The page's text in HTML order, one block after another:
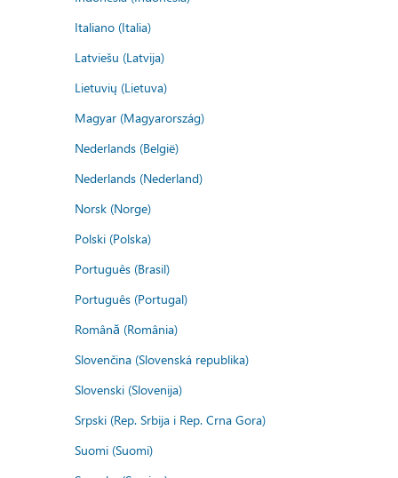
Italiano (Italia)
Latviešu (Latvija)
Lietuvių (Lietuva)
Magyar (Magyarország)
Nederlands (België)
Nederlands (Nederland)
Norsk (Norge)
Polski (Polska)
Português (Brasil)
Português (Portugal)
Română (România)
Slovenčina (Slovenská republika)
Slovenski (Slovenija)
Srpski (Rep. Srbija i Rep. Crna Gora)
Suomi (Suomi)